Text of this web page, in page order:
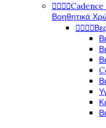

Βοηθητικά
